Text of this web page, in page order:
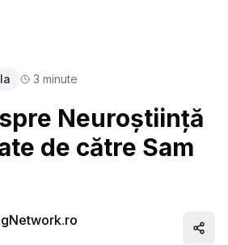
3 minute
Neuroștiință
de către Sam